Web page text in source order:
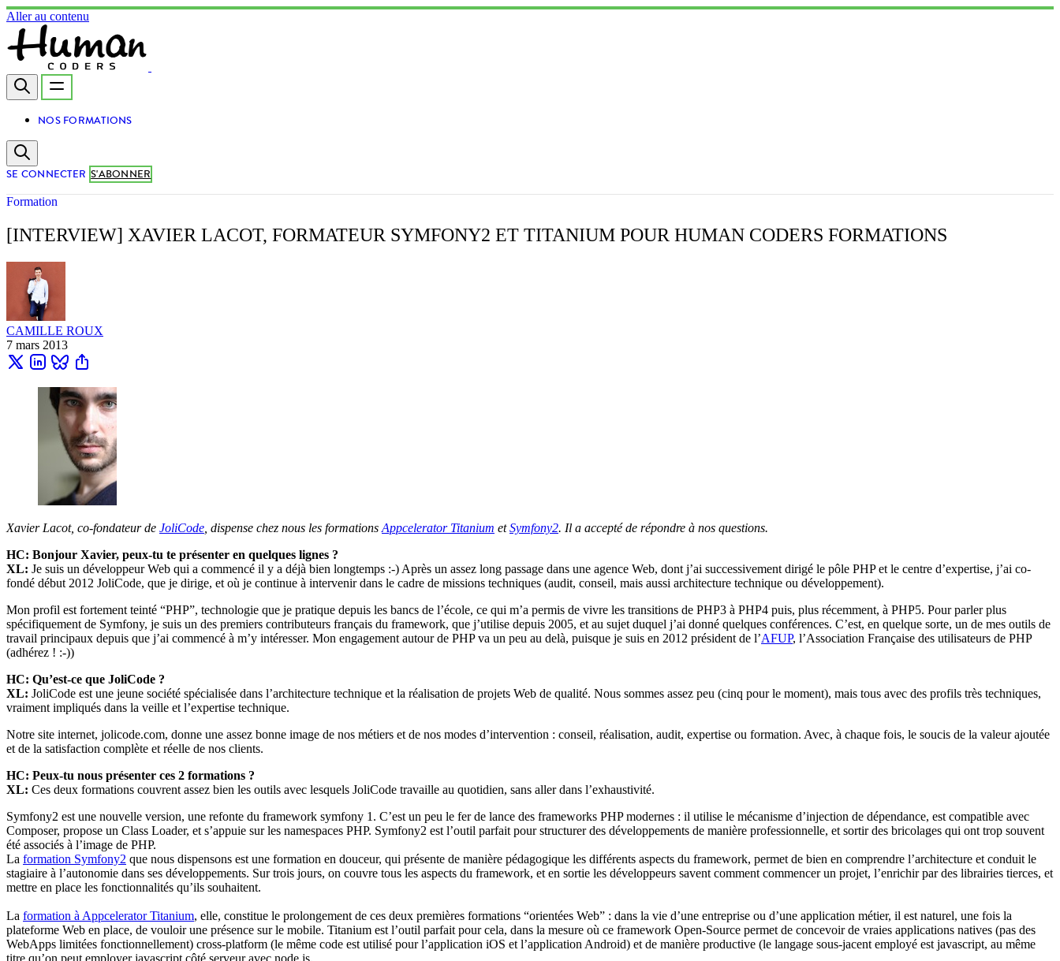
Aller au contenu
NOS FORMATIONS
SE CONNECTER S'ABONNER
Formation
[INTERVIEW] XAVIER LACOT, FORMATEUR SYMFONY2 ET TITANIUM POUR HUMAN CODERS FORMATIONS
CAMILLE ROUX
7 mars 2013
Xavier Lacot, co-fondateur de JoliCode , dispense chez nous les formations Appcelerator Titanium etSymfony2. Il a accepté de répondre à nos questions.
HC: Bonjour Xavier, peux-tu te présenter en quelques lignes ?
XL: Je suis un développeur Web qui a commencé il y a déjà bien longtemps :-) Après un assez long passage dans une agence Web, dont j’ai successivement dirigé le pôle PHP et le centre d’expertise, j’ai co-
fondé début 2012 JoliCode, que je dirige, et où je continue à intervenir dans le cadre de missions techniques (audit, conseil, mais aussi architecture technique ou développement).
Mon profil est fortement teinté “PHP”, technologie que je pratique depuis les bancs de l’école, ce qui m’a permis de vivre les transitions de PHP3 à PHP4 puis, plus récemment, à PHP5. Pour parler plus
spécifiquement de Symfony, je suis un des premiers contributeurs français du framework, que j’utilise depuis 2005, et au sujet duquel j’ai donné quelques conférences. C’est, en quelque sorte, un de mes outils de
travail principaux depuis que j’ai commencé à m’y intéresser. Mon engagement autour de PHP va un peu au delà, puisque je suis en 2012 président de l’AFUP, l’Association Française des utilisateurs de PHP
(adhérez ! :-))
HC: Qu’est-ce que JoliCode ?
XL: JoliCode est une jeune société spécialisée dans l’architecture technique et la réalisation de projets Web de qualité. Nous sommes assez peu (cinq pour le moment), mais tous avec des profils très techniques,
vraiment impliqués dans la veille et l’expertise technique.
Notre site internet, jolicode.com, donne une assez bonne image de nos métiers et de nos modes d’intervention : conseil, réalisation, audit, expertise ou formation. Avec, à chaque fois, le soucis de la valeur ajoutée
et de la satisfaction complète et réelle de nos clients.
HC: Peux-tu nous présenter ces 2 formations ?
XL: Ces deux formations couvrent assez bien les outils avec lesquels JoliCode travaille au quotidien, sans aller dans l’exhaustivité.
Symfony2 est une nouvelle version, une refonte du framework symfony 1. C’est un peu le fer de lance des frameworks PHP modernes : il utilise le mécanisme d’injection de dépendance, est compatible avec
Composer, propose un Class Loader, et s’appuie sur les namespaces PHP. Symfony2 est l’outil parfait pour structurer des développements de manière professionnelle, et sortir des bricolages qui ont trop souvent
été associés à l’image de PHP.
La formation Symfony2 que nous dispensons est une formation en douceur, qui présente de manière pédagogique les différents aspects du framework, permet de bien en comprendre l’architecture et conduit le
stagiaire à l’autonomie dans ses développements. Sur trois jours, on couvre tous les aspects du framework, et en sortie les développeurs savent comment commencer un projet, l’enrichir par des librairies tierces, et
mettre en place les fonctionnalités qu’ils souhaitent.
La formation à Appcelerator Titanium, elle, constitue le prolongement de ces deux premières formations “orientées Web” : dans la vie d’une entreprise ou d’une application métier, il est naturel, une fois la
plateforme Web en place, de vouloir une présence sur le mobile. Titanium est l’outil parfait pour cela, dans la mesure où ce framework Open-Source permet de concevoir de vraies applications natives (pas des
WebApps limitées fonctionnellement) cross-platform (le même code est utilisé pour l’application iOS et l’application Android) et de manière productive (le langage sous-jacent employé est javascript, au même
titre qu’on peut employer javascript côté serveur avec node.js.